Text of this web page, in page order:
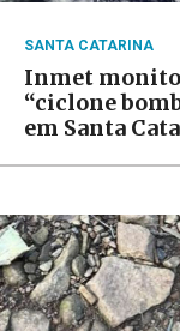
SANTA CATARINA
Inmet
“ciclone
em Santa